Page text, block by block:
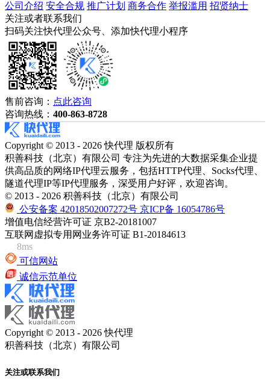
公司介绍 安全合规 推广计划 商务合作 举报滥用 招贤纳士
关注或者联系我们
扫码关注快代理公众号、添加快代理小程序
售前咨询： 点此咨询
咨询热线： 400-863-8728
Copyright © 2013 - 2026 快代理 版权所有
积善科技（北京）有限公司 专注为先进的大数据采集企业提
供高品质的网络IP代理云服务，包括HTTP代理、Socks代理、
隧道代理IP等IP代理服务，深受用户好评，欢迎咨询。
© 2013 - 2026 积善科技（北京）有限公司
公安备案 42018502007272号 京ICP备 16054786号
增值电信经营许可证 京B2-20181007
互联网虚拟专用网业务许可证 B1-20184613
8ms
可信网站
诚信示范单位
Copyright © 2013 - 2026 快代理
积善科技（北京）有限公司
关注或联系我们